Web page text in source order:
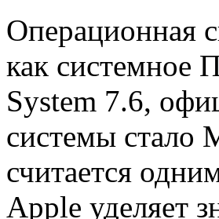
Операционная
как системное
System 7.6,
системы стало
считается
Apple уделяет